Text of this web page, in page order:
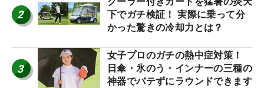
2
下でガチ検証！ 実際に乗って分
かった驚きの冷却力とは？
3
女子プロのガチの熱中症対策！
日傘・氷のう・インナーの三種の
神器でバテずにラウンドできます